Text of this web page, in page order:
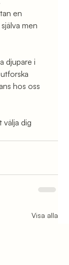
en
men
djupare i
hos oss
välja dig
Visa alla